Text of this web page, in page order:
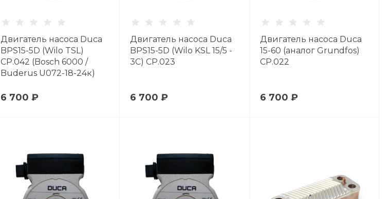
Двигатель насоса Duca
BPS15-5D (Wilo TSL)
CP.042 (Bosch 6000 /
Buderus U072-18-24к)
6 700 ₽
Двигатель насоса Duca
BPS15-5D (Wilo KSL 15/5 -
3C) CP.023
6 700 ₽
Двигатель насоса Duca
15-60 (аналог Grundfos)
CP.022
6 700 ₽